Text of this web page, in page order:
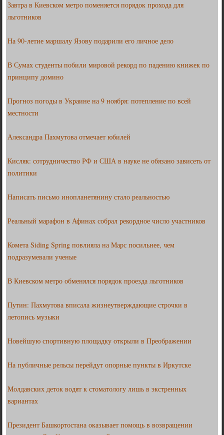
Завтра в Киевском метро поменяется порядок прохода для
льготников
На 90-летие маршалу Язову подарили его личное дело
В Сумах студенты побили мировой рекорд по падению книжек по
принципу домино
Прогноз погоды в Украине на 9 ноября: потепление по всей
местности
Александра Пахмутова отмечает юбилей
Кисляк: сотрудничество РФ и США в науке не обязано зависеть от
политики
Написать письмо инопланетянину стало реальностью
Реальный марафон в Афинах собрал рекордное число участников
Комета Siding Spring повлияла на Марс посильнее, чем
подразумевали ученые
В Киевском метро обменялся порядок проезда льготников
Путин: Пахмутова вписала жизнеутверждающие строчки в
летопись музыки
Новейшую спортивную площадку открыли в Преображении
На публичные рельсы перейдут опорные пункты в Иркутске
Молдавских деток водят к стоматологу лишь в экстренных
вариантах
Президент Башкортостана оказывает помощь в возвращении